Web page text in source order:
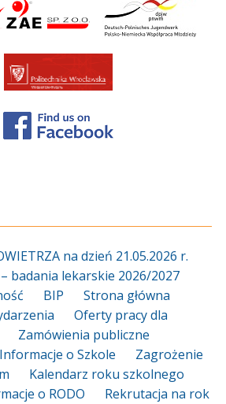
na dzień 21.05.2026 r.
badania lekarskie 2026/2027
BIP
Strona główna
Oferty pracy dla
Zamówienia publiczne
Informacje o Szkole
Zagrożenie
Kalendarz roku szkolnego
o RODO
Rekrutacja na rok